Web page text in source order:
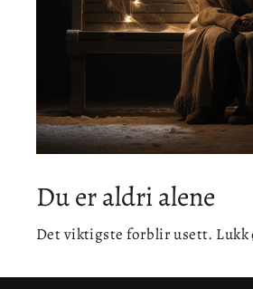
Du er aldri alene
Det viktigste forblir usett. Lukk